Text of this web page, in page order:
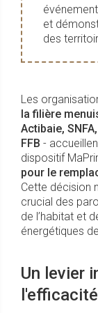
et
des
Les
la filière
Actibaie,
FFB -
dispositif
pour le
Cette décision
crucial des
de l’habitat et
énergétiques
Un levier